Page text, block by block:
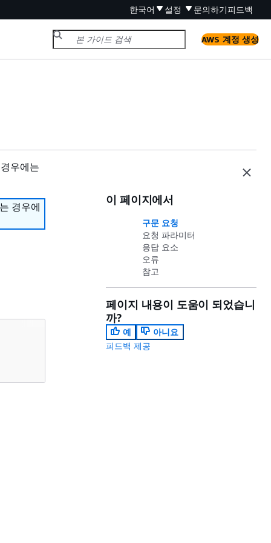
한국어 설정 문의하기피드백
AWS 계정 생성
우에는
경우에
이 페이지에서
구문 요청
요청 파라미터
응답 요소
오류
참고
페이지 내용이 도움이 되었습니
까?
예
아니요
피드백 제공